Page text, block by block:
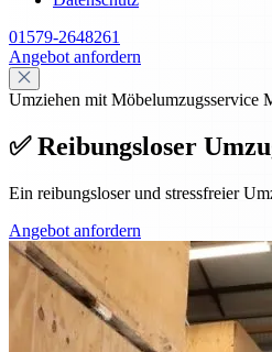
01579-2648261
Angebot anfordern
Umziehen mit Möbelumzugsservice
✅ Reibungsloser
Ein reibungsloser und stressfreier
Angebot anfordern